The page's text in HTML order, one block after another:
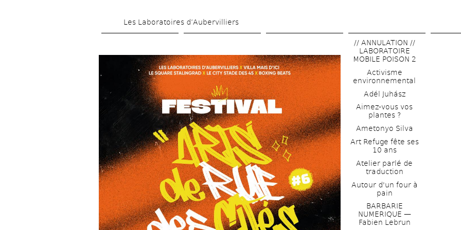
contenu
Les Laboratoires d’Aubervilliers
// ANNULATION //
LABORATOIRE
MOBILE POISON 2
Activisme
environnemental
Adél Juhász
Aimez-vous vos
plantes ?
Ametonyo Silva
Art Refuge fête ses
10 ans
Atelier parlé de
traduction
Autour d'un four à
pain
BARBARIE
NUMERIQUE —
Fabien Lebrun